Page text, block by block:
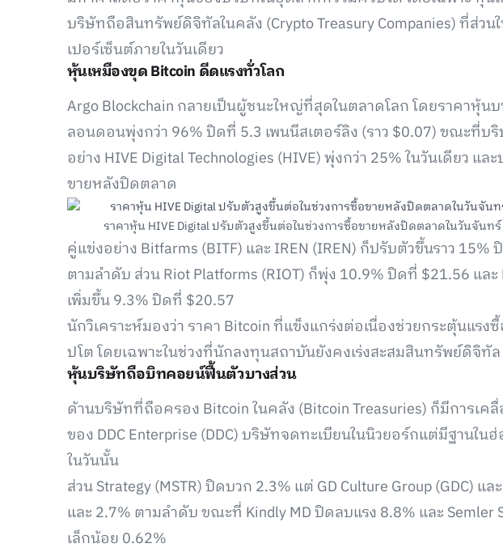
บริษัทถือสินทรัพย์ดิจิทัลในคลัง (Crypto Treasury Companies) ที่ส่ว
เปอร์เซ็นต์ภายในวันเดียว
หุ้นเหมืองขุด Bitcoin ดีดแรงทั่วโลก
Argo Blockchain กลายเป็นผู้ชนะใหญ่ที่สุดในตลาดโลก โดยราคาหุ้
ลอนดอนพุ่งกว่า 96% ปิดที่ 5.3 เพนนีสเตอร์ลิง (ราว $0.07) ขณะที่บ
อย่าง HIVE Digital Technologies (HIVE) พุ่งกว่า 25% ในวันเดียว แ
ขายหลังปิดตลาด
ราคาหุ้น HIVE Digital ปรับตัวสูงขึ้นต่อในช่วงการซื้อขายหลังปิดตลาดในวันจันทร์
คู่แข่งอย่าง Bitfarms (BITF) และ IREN (IREN) ก็ปรับตัวขึ้นราว 15%
ตามลำดับ ส่วน Riot Platforms (RIOT) ก็พุ่ง 10.9% ปิดที่ $21.56 และ
เพิ่มขึ้น 9.3% ปิดที่ $20.57
นักวิเคราะห์มองว่า ราคา Bitcoin ที่แข็งแกร่งต่อเนื่องช่วยกระตุ้นแร
ปโต โดยเฉพาะในช่วงที่นักลงทุนสถาบันยังคงเร่งสะสมสินทรัพย์ดิจิทัล
หุ้นบริษัทถือบิทคอยน์ฟื้นตัวบางส่วน
ด้านบริษัทที่ถือครอง Bitcoin ในคลัง (Bitcoin Treasuries) ก็มีการเค
ของ DDC Enterprise (DDC) บริษัทจดทะเบียนในนิวยอร์กแต่มีฐานใน
ในวันนั้น
ส่วน Strategy (MSTR) ปิดบวก 2.3% แต่ GD Culture Group (GDC) แล
และ 2.7% ตามลำดับ ขณะที่ Kindly MD ปิดลบแรง 8.8% และ Semler
เล็กน้อย 0.62%